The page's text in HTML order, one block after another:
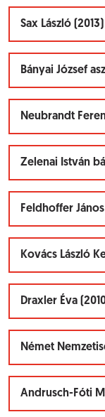
Sax László (2013)
Bányai József
Neubrandt
Zelenai István
Feldhoffer János
Kovács László
Draxler Éva
Német
Andrusch-Fóti